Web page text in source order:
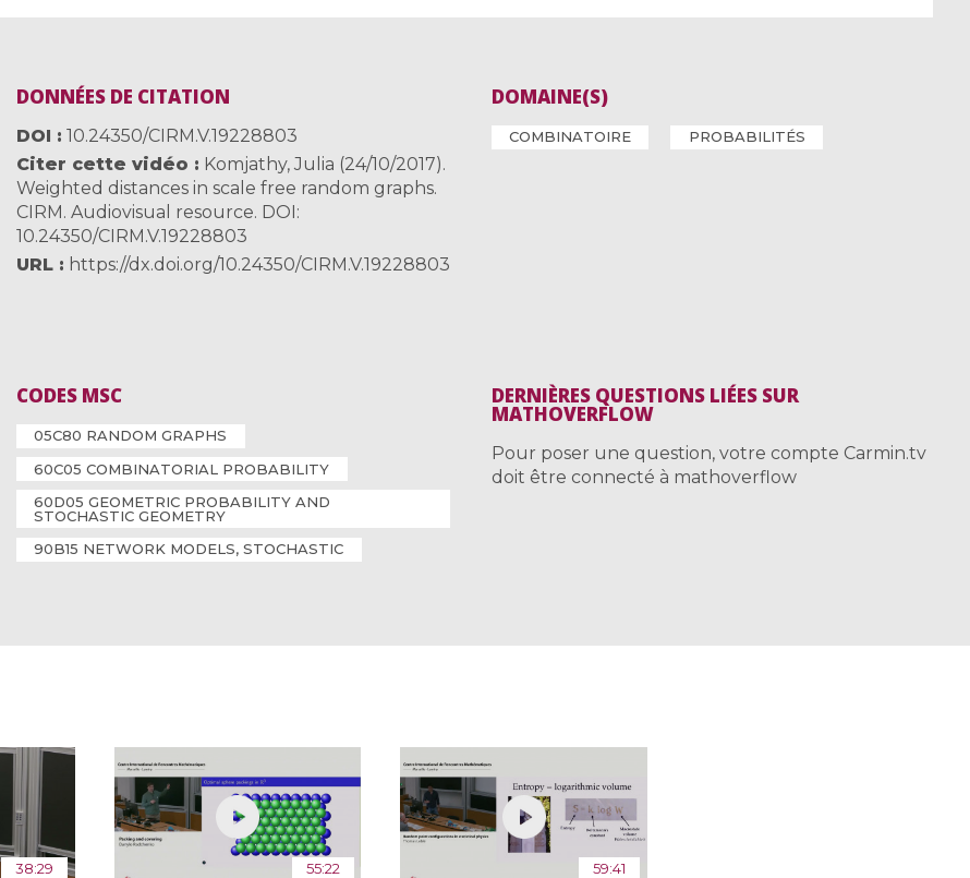
DONNÉES DE CITATION
DOI
10.24350/CIRM.V.19228803
Citer cette vidéo
Komjathy, Julia (24/10/2017).
Weighted distances in scale free random graphs.
CIRM. Audiovisual resource. DOI:
10.24350/CIRM.V.19228803
URL
https://dx.doi.org/10.24350/CIRM.V.19228803
DOMAINE(S)
COMBINATOIRE PROBABILITÉS
CODES MSC
05C80 RANDOM GRAPHS
60C05 COMBINATORIAL PROBABILITY
60D05 GEOMETRIC PROBABILITY AND
STOCHASTIC GEOMETRY
90B15 NETWORK MODELS, STOCHASTIC
DERNIÈRES QUESTIONS LIÉES SUR
MATHOVERFLOW
Pour poser une question, votre compte Carmin.tv
doit être connecté à mathoverflow
38:29 55:22 59:41